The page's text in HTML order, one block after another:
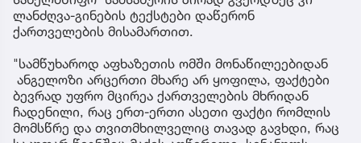
ლანძღვა-გინების ტექსტები დაწერონ
ქართველების მისამართით.
"სამწუხაროდ აფხაზეთის ომში მონაწილეებიდან
ანგელოზი არცერთი მხარე არ ყოფილა, ფაქტები
ბევრად უფრო მცირეა ქართველების მხრიდან
ჩადენილი, რაც ერთ-ერთი ასეთი ფაქტი რომლის
მომსწრე და თვითმხილველიც თავად გავხდი, რაც